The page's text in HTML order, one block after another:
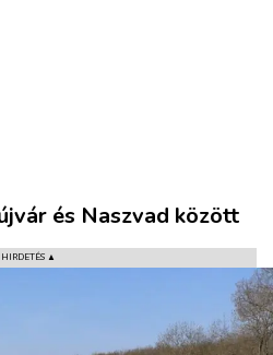
SPORT
KULTÚRA
PODCAST
és Naszvad között
HIRDETÉS ▲